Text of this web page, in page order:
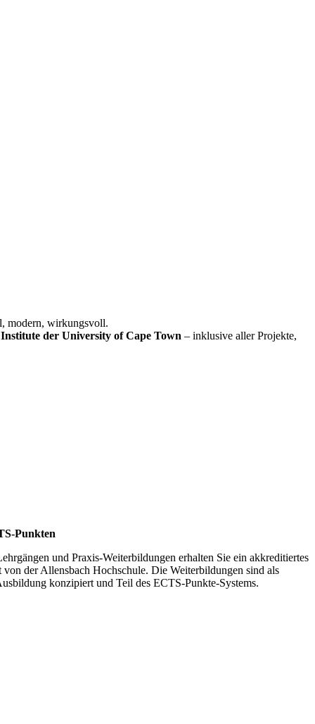
modern, wirkungsvoll.
der University of Cape Town – inklusive aller Projekte,
Punkten
und Praxis-Weiterbildungen erhalten Sie ein akkreditiertes
der Allensbach Hochschule. Die Weiterbildungen sind als
konzipiert und Teil des ECTS-Punkte-Systems.